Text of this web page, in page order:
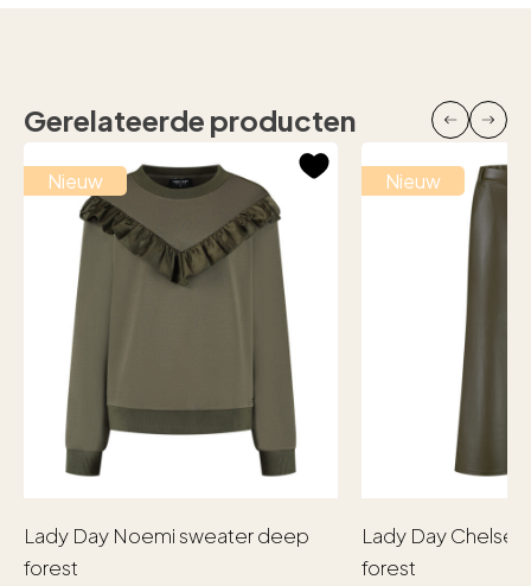
Gerelateerde producten
Nieuw
Lady Day Noemi sweater deep
forest
Nieuw
Lady Day
forest